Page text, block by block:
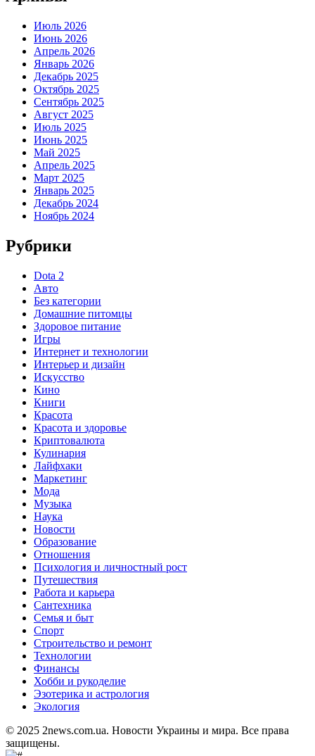
Июль 2026
Июнь 2026
Апрель 2026
Январь 2026
Декабрь 2025
Октябрь 2025
Сентябрь 2025
Август 2025
Июль 2025
Июнь 2025
Май 2025
Апрель 2025
Март 2025
Январь 2025
Декабрь 2024
Ноябрь 2024
Рубрики
Dota 2
Авто
Без категории
Домашние питомцы
Здоровое питание
Игры
Интернет и технологии
Интерьер и дизайн
Искусство
Кино
Книги
Красота
Красота и здоровье
Криптовалюта
Кулинария
Лайфхаки
Маркетинг
Мода
Музыка
Наука
Новости
Образование
Отношения
Психология и личностный рост
Путешествия
Работа и карьера
Сантехника
Семья и быт
Спорт
Строительство и ремонт
Технологии
Финансы
Хобби и рукоделие
Эзотерика и астрология
Экология
© 2025 2news.com.ua. Новости Украины и мира. Все права
защищены.